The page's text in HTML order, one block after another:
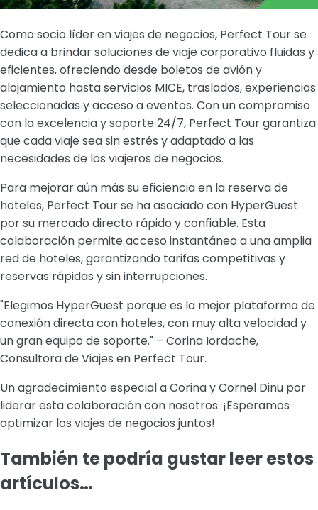
Como socio líder en viajes de negocios, Perfect Tour se
dedica a brindar soluciones de viaje corporativo fluidas y
eficientes, ofreciendo desde boletos de avión y
alojamiento hasta servicios MICE, traslados, experiencias
seleccionadas y acceso a eventos. Con un compromiso
con la excelencia y soporte 24/7, Perfect Tour garantiza
que cada viaje sea sin estrés y adaptado a las
necesidades de los viajeros de negocios.
Para mejorar aún más su eficiencia en la reserva de
hoteles, Perfect Tour se ha asociado con HyperGuest
por su mercado directo rápido y confiable. Esta
colaboración permite acceso instantáneo a una amplia
red de hoteles, garantizando tarifas competitivas y
reservas rápidas y sin interrupciones.
"Elegimos HyperGuest porque es la mejor plataforma de
conexión directa con hoteles, con muy alta velocidad y
un gran equipo de soporte." – Corina Iordache,
Consultora de Viajes en Perfect Tour.
Un agradecimiento especial a Corina y Cornel Dinu por
liderar esta colaboración con nosotros. ¡Esperamos
optimizar los viajes de negocios juntos!
También te podría gustar leer estos
artículos…